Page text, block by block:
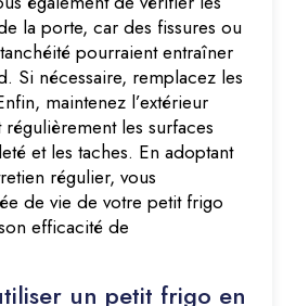
la porte, car des fissures ou
pourraient entraîner
Si nécessaire, remplacez les
maintenez l’extérieur
les surfaces
et les taches. En adoptant
régulier, vous
de vie de votre petit frigo
efficacité de
un petit frigo en